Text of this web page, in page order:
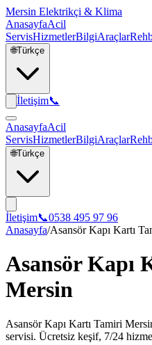
Mersin Elektrikçi & Klima
AnasayfaAcil
ServisHizmetlerBilgiAraçlar
🌐Türkçe
İletişim📞
AnasayfaAcil
ServisHizmetlerBilgiAraçlar
🌐Türkçe
İletişim📞0538 495 97 96
Anasayfa/Asansör Kapı Kartı
Asansör Kapı
Mersin
Asansör Kapı Kartı Tamiri
servisi. Ücretsiz keşif, 7/24